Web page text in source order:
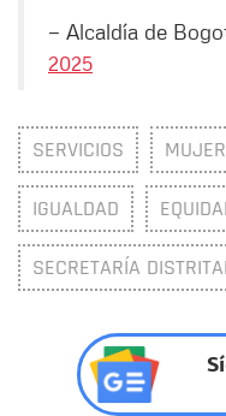
— Alcaldía de
2025
SERVICIOS MUJER
IGUALDAD
SECRETARÍA